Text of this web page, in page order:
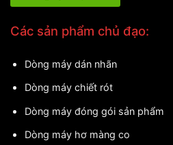
Các sản phẩm chủ đạo:
Dòng máy dán nhãn
Dòng máy chiết rót
Dòng máy đóng gói sản phẩm
Dòng máy hơ màng co